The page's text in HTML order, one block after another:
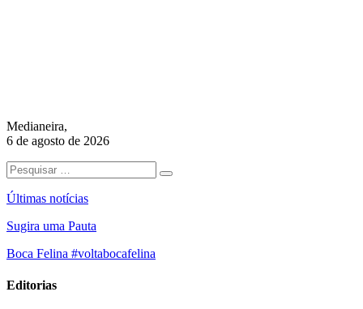
Medianeira,
6 de agosto de 2026
Últimas notícias
Sugira uma Pauta
Boca Felina #voltabocafelina
Editorias